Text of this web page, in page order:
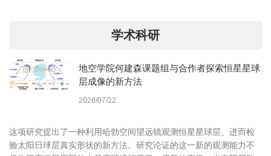
学术科研
地空学院何建森课题组与合作者探索恒星星球
层成像的新方法
2026/07/22
这项研究提出了一种利用哈勃空间望远镜观测恒星星球层、进而检
验太阳日球层真实形状的新方法。研究论证的这一新的观测能力不